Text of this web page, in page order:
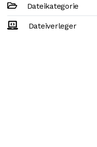
Dateikategorie
Dateiverleger